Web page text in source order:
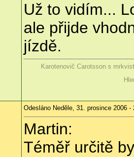
Už to vidím...
ale přijde
jízdě.
Karotenovič Carotsson s
Odesláno Neděle, 31. prosince 2006 -
Martin:
Téměř určitě